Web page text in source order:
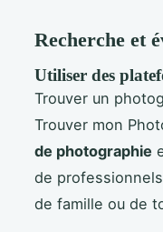
Recherche et
Utiliser des
Trouver un
Trouver mon
de photographie
de
de famille ou de